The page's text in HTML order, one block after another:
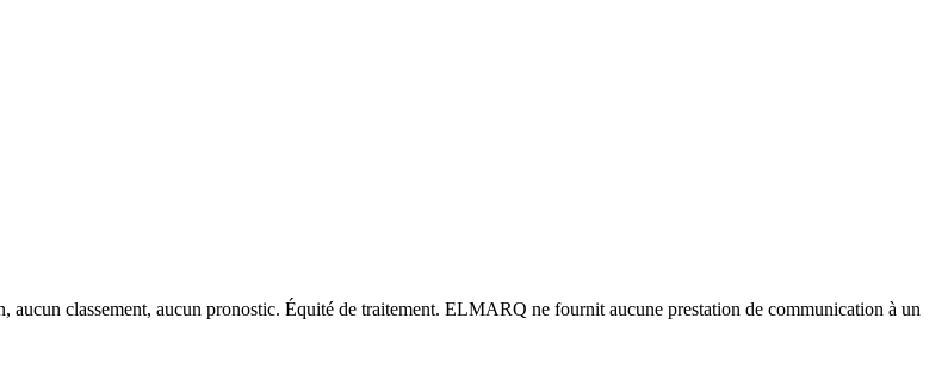
classement, aucun pronostic. Équité de traitement. ELMARQ ne fournit aucune prestation de communication à un